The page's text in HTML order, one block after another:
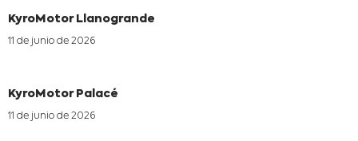
KyroMotor Llanogrande
11 de junio de 2026
KyroMotor Palacé
11 de junio de 2026